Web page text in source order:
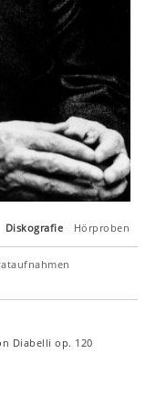
Diskografie Hörproben
Diabelli op. 120